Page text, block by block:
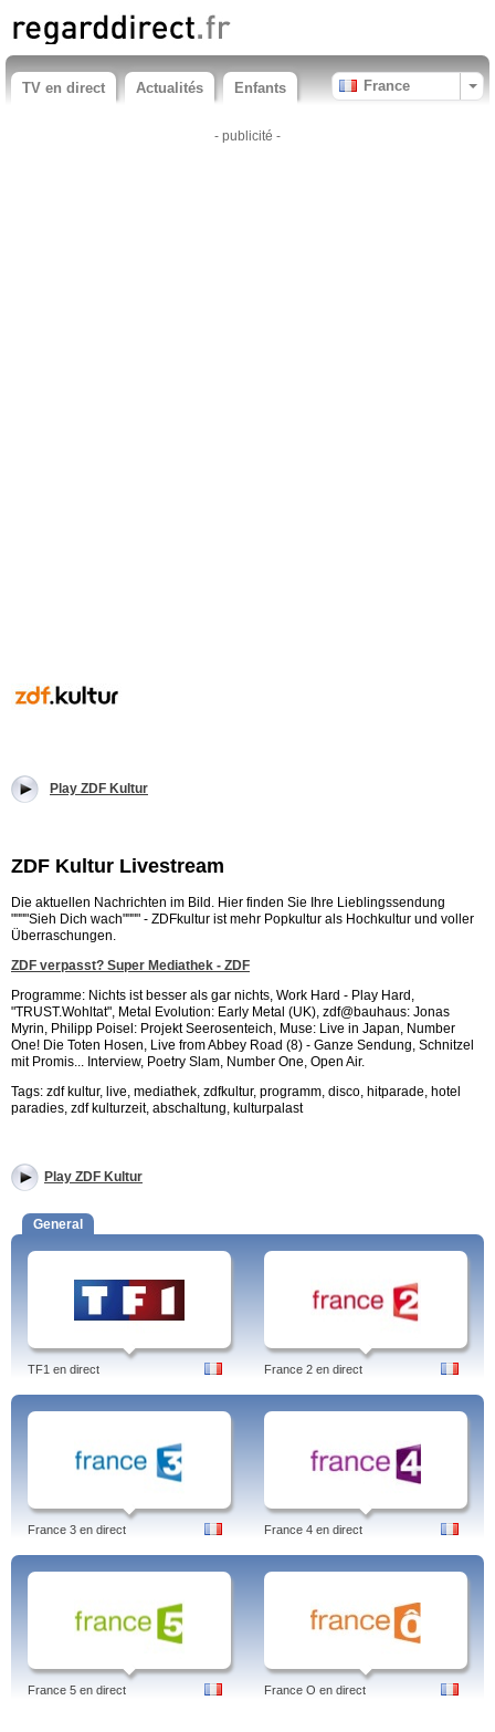
TV en direct Actualités Enfants France
- publicité -
Play ZDF Kultur
ZDF Kultur Livestream
Die aktuellen Nachrichten im Bild. Hier finden Sie Ihre Lieblingssendung
""""Sieh Dich wach"""" - ZDFkultur ist mehr Popkultur als Hochkultur und voller
Überraschungen.
ZDF verpasst? Super Mediathek - ZDF
Programme: Nichts ist besser als gar nichts, Work Hard - Play Hard,
"TRUST.Wohltat", Metal Evolution: Early Metal (UK), zdf@bauhaus: Jonas
Myrin, Philipp Poisel: Projekt Seerosenteich, Muse: Live in Japan, Number
One! Die Toten Hosen, Live from Abbey Road (8) - Ganze Sendung, Schnitzel
mit Promis... Interview, Poetry Slam, Number One, Open Air.
Tags: zdf kultur, live, mediathek, zdfkultur, programm, disco, hitparade, hotel
paradies, zdf kulturzeit, abschaltung, kulturpalast
Play ZDF Kultur
General
TF1 en direct France 2 en direct
France 3 en direct France 4 en direct
France 5 en direct France O en direct